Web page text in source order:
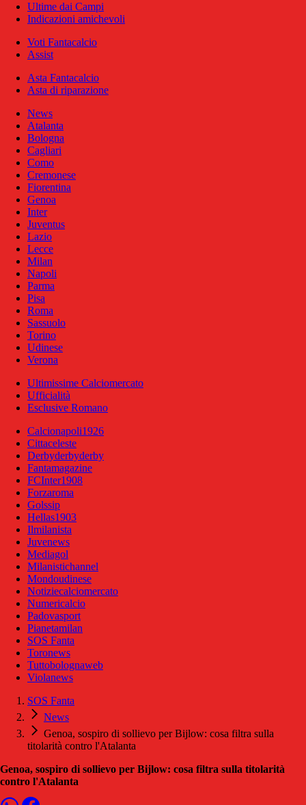
Ultime dai Campi
Indicazioni amichevoli
Voti Fantacalcio
Assist
Asta Fantacalcio
Asta di riparazione
News
Atalanta
Bologna
Cagliari
Como
Cremonese
Fiorentina
Genoa
Inter
Juventus
Lazio
Lecce
Milan
Napoli
Parma
Pisa
Roma
Sassuolo
Torino
Udinese
Verona
Ultimissime Calciomercato
Ufficialità
Esclusive Romano
Calcionapoli1926
Cittaceleste
Derbyderbyderby
Fantamagazine
FCInter1908
Forzaroma
Golssip
Hellas1903
Ilmilanista
Juvenews
Mediagol
Milanistichannel
Mondoudinese
Notiziecalciomercato
Numericalcio
Padovasport
Pianetamilan
SOS Fanta
Toronews
Tuttobolognaweb
Violanews
SOS Fanta
News
Genoa, sospiro di sollievo per Bijlow: cosa filtra sulla
titolarità contro l'Atalanta
Genoa, sospiro di sollievo per Bijlow: cosa filtra sulla titolarità
contro l'Atalanta